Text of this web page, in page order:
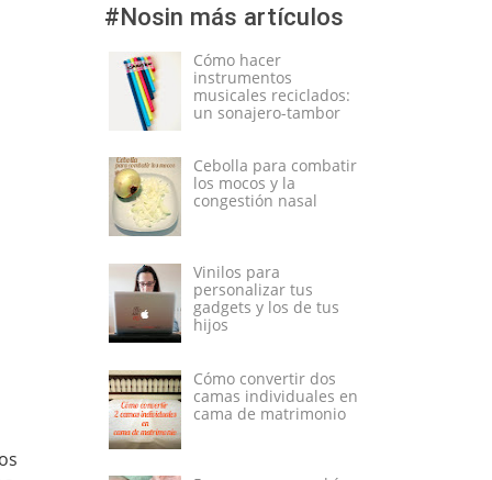
#Nosin más artículos
Cómo hacer
instrumentos
musicales reciclados:
un sonajero-tambor
Cebolla para combatir
los mocos y la
congestión nasal
Vinilos para
personalizar tus
gadgets y los de tus
hijos
Cómo convertir dos
camas individuales en
cama de matrimonio